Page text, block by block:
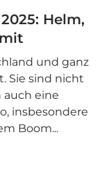
Helm,
und ganz
Sie sind nicht
eine
insbesondere
Boom...